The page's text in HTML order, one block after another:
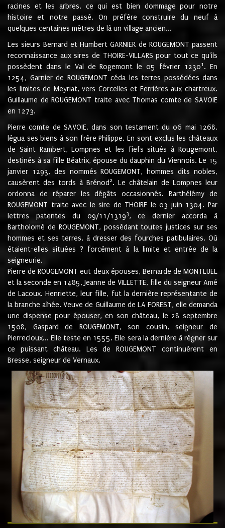
racines et les arbres, ce qui est bien dommage pour notre
histoire et notre passé. On préfère construire du neuf à
quelques centaines mètres de là un village ancien...
Les sieurs Bernard et Humbert GARNIER de ROUGEMONT passent
reconnaissance aux sires de THOIRE-VILLARS pour tout ce qu'ils
possèdent dans le Val de Rogemont le 05 février 12301 . En
1254, Garnier de ROUGEMONT céda les terres possédées dans
les limites de Meyriat, vers Corcelles et Ferrières aux chartreux.
Guillaume de ROUGEMONT traite avec Thomas comte de SAVOIE
en 1273.
Pierre comte de SAVOIE, dans son testament du 06 mai 1268,
légua ses biens à son frère Philippe. En sont exclus les châteaux
de Saint Rambert, Lompnes et les fiefs situés à Rougemont,
destinés à sa fille Béatrix, épouse du dauphin du Viennois. Le 15
janvier 1293, des nommés ROUGEMONT, hommes dits nobles,
causèrent des tords à Brénod 2. Le châtelain de Lompnes leur
ordonna de réparer les dégâts occasionnés. Barthélémy de
ROUGEMONT traite avec le sire de THOIRE le 03 juin 1304. Par
lettres patentes du 09/11/13193, ce dernier accorda à
Bartholomé de ROUGEMONT, possédant toutes justices sur ses
hommes et ses terres, à dresser des fourches patibulaires. Où
étaient-elles situées ? forcément à la limite et entrée de la
seigneurie.
Pierre de ROUGEMONT eut deux épouses, Bernarde de MONTLUEL
et la seconde en 1485, Jeanne de VILLETTE, fille du seigneur Amé
de Lacoux. Henriette, leur fille, fut la dernière représentante de
la branche aînée. Veuve de Guillaume de LA FOREST, elle demanda
une dispense pour épouser, en son château, le 28 septembre
1508, Gaspard de ROUGEMONT, son cousin, seigneur de
Pierrecloux... Elle teste en 1555. Elle sera la dernière à régner sur
ce puissant château. Les de ROUGEMONT continuèrent en
Bresse, seigneur de Vernaux.